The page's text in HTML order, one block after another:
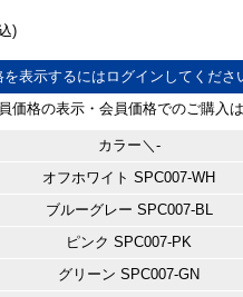
)
を表示するにはログインしてくださ
カラー＼-
オフホワイト SPC007-WH
ブルーグレー SPC007-BL
ピンク SPC007-PK
グリーン SPC007-GN